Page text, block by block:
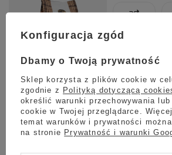
Darmowa
Sprawdź
Kawa ziarnista Hardy Universo 1kg
5.00 7 opinie
109,99 zł
Konfiguracja zgód
Dbamy o Twoją prywatność
Sklep korzysta z plików cookie w
zgodnie z Polityką dotyczącą
określić warunki przechowywania
cookie w Twojej przeglądarce.
temat warunków i prywatności
na stronie Prywatność i warunki